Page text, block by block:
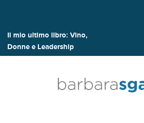
Il mio ultimo libro: Vino,
Donne e Leadership